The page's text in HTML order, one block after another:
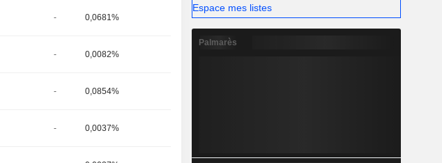
- 0,0681%
- 0,0082%
- 0,0854%
- 0,0037%
Espace mes listes
Palmarès